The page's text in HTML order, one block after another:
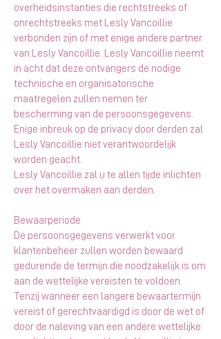
overheidsinstanties die rechtstreeks of
onrechtstreeks met Lesly Vancoillie
verbonden zijn of met enige andere partner
van Lesly Vancoillie. Lesly Vancoillie neemt
in acht dat deze ontvangers de nodige
technische en organisatorische
maatregelen zullen nemen ter
bescherming van de persoonsgegevens.
Enige inbreuk op de privacy door derden zal
Lesly Vancoillie niet verantwoordelijk
worden geacht.
Lesly Vancoillie zal u te allen tijde inlichten
over het overmaken aan derden.
Bewaarperiode
De persoonsgegevens verwerkt voor
klantenbeheer zullen worden bewaard
gedurende de termijn die noodzakelijk is om
aan de wettelijke vereisten te voldoen.
Tenzij wanneer een langere bewaartermijn
vereist of gerechtvaardigd is door de wet of
door de naleving van een andere wettelijke